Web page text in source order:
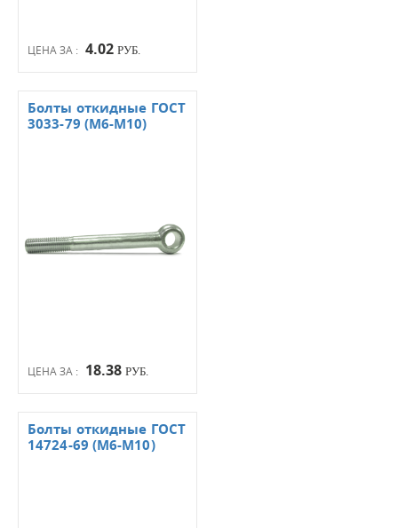
ЦЕНА ЗА : 4.02 РУБ.
ЦЕНА ЗА : 18.38 РУБ.
Болты откидные ГОСТ
3033-79 (М6-М10)
Болты откидные ГОСТ
14724-69 (М6-М10)